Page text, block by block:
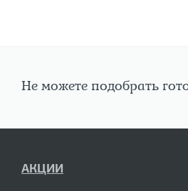
Не можете подобрать
АКЦИИ